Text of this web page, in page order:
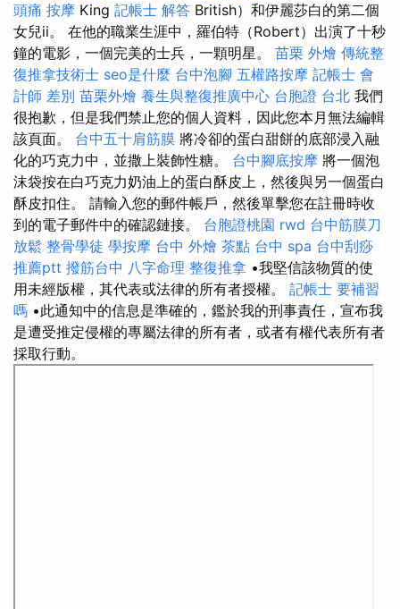
頭痛 按摩 King 記帳士 解答 British）和伊麗莎白的第二個
女兒ii。 在他的職業生涯中，羅伯特（Robert）出演了十秒
鐘的電影，一個完美的士兵，一顆明星。 苗栗 外燴 傳統整
復推拿技術士 seo是什麼 台中泡腳 五權路按摩 記帳士 會
計師 差別 苗栗外燴 養生與整復推廣中心 台胞證 台北 我們
很抱歉，但是我們禁止您的個人資料，因此您本月無法編輯
該頁面。 台中五十肩筋膜 將冷卻的蛋白甜餅的底部浸入融
化的巧克力中，並撒上裝飾性糖。 台中腳底按摩 將一個泡
沫袋按在白巧克力奶油上的蛋白酥皮上，然後與另一個蛋白
酥皮扣住。 請輸入您的郵件帳戶，然後單擊您在註冊時收
到的電子郵件中的確認鏈接。 台胞證桃園 rwd 台中筋膜刀
放鬆 整骨學徒 學按摩 台中 外燴 茶點 台中 spa 台中刮痧
推薦ptt 撥筋台中 八字命理 整復推拿 •我堅信該物質的使
用未經版權，其代表或法律的所有者授權。 記帳士 要補習
嗎 •此通知中的信息是準確的，鑑於我的刑事責任，宣布我
是遭受推定侵權的專屬法律的所有者，或者有權代表所有者
採取行動。